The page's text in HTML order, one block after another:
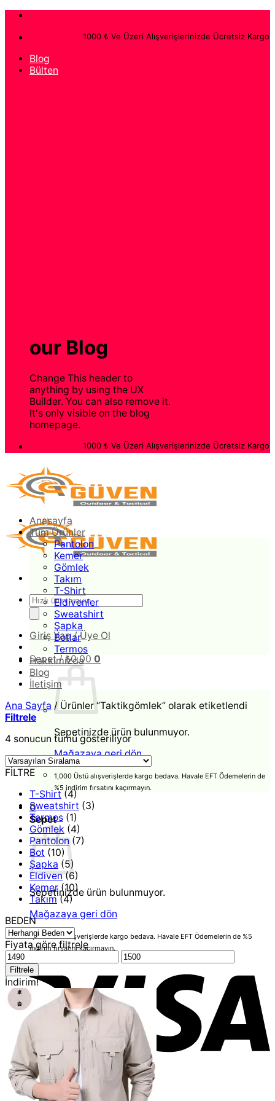
İçeriğe
1000 ₺ Ve Üzeri Alışverişlerinizde Ücretsiz Kargo İmkanı ve
Blog
Bülten
our Blog
Change This header to
anything by using the UX
Builder. You can also remove it.
It's only visible on the blog
homepage.
1000 ₺ Ve Üzeri Alışverişlerinizde Ücretsiz Kargo İmkanı ve
Products
search
Giriş Yap / Üye Ol
Sepet /₺0,00 0
Sepetinizde ürün bulunmuyor.
Mağazaya geri dön
1,000 Üstü alışverişlerde kargo bedava. Havale EFT Ödemelerin de
%5 indirim fırsatını kaçırmayın.
0
Sepet
Sepetinizde ürün bulunmuyor.
Mağazaya geri dön
1,000 Üstü alışverişlerde kargo bedava. Havale EFT Ödemelerin de %5
indirim fırsatını kaçırmayın.
Anasayfa
Tüm Ürünler
Pantolon
Kemer
Gömlek
Takım
T-Shirt
Eldivenler
Sweatshirt
Şapka
Botlar
Termos
Hakkımızda
Blog
İletişim
Ana Sayfa /Ürünler “Taktikgömlek” olarak etiketlendi
Filtrele
4 sonucun tümü gösteriliyor
FİLTRE
T-Shirt (4)
Sweatshirt (3)
Termos (1)
Gömlek (4)
Pantolon (7)
Bot (10)
Şapka (5)
Eldiven (6)
Kemer (10)
Takım (4)
BEDEN
Fiyata göre filtrele
En
düşük
fiyat
En
yüksek
fiyat
Filtrele
İndirim!